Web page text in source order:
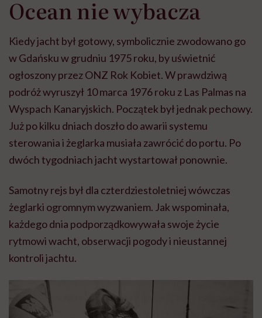
Ocean nie wybacza
Kiedy jacht był gotowy, symbolicznie zwodowano go
w Gdańsku w grudniu 1975 roku, by uświetnić
ogłoszony przez ONZ Rok Kobiet. W prawdziwą
podróż wyruszył 10 marca 1976 roku z Las Palmas na
Wyspach Kanaryjskich. Początek był jednak pechowy.
Już po kilku dniach doszło do awarii systemu
sterowania i żeglarka musiała zawrócić do portu. Po
dwóch tygodniach jacht wystartował ponownie.
Samotny rejs był dla czterdziestoletniej wówczas
żeglarki ogromnym wyzwaniem. Jak wspominała,
każdego dnia podporządkowywała swoje życie
rytmowi wacht, obserwacji pogody i nieustannej
kontroli jachtu.